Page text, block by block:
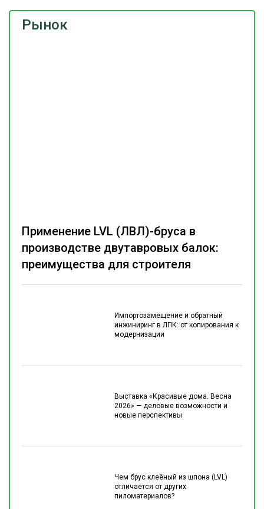
Рынок
Импортозамещение и обратный
инжиниринг в ЛПК: от копирования к
модернизации
Выставка «Красивые дома. Весна
2026» — деловые возможности и
новые перспективы
Чем брус клеёный из шпона (LVL)
отличается от других
пиломатериалов?
Применение LVL (ЛВЛ)-бруса в
производстве двутавровых балок:
преимущества для строителя